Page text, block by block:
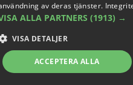
av deras tjänster.
ALLA PARTNERS (1913) →
VISA DETALJER
ACCEPTERA ALLA